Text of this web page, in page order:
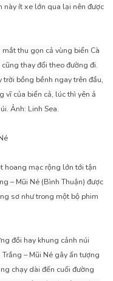
này ít xe lớn qua lại nên được
thu gọn cả vùng biển Cà
thay đổi theo đường đi.
bồng bềnh ngay trên đầu,
vĩ của biển cả, lúc thì yên ả
Ảnh: Linh Sea.
hoang mạc rộng lớn tới tận
– Mũi Né (Bình Thuận) được
sơ như trong một bộ phim
đồi hay khung cảnh núi
– Mũi Né gây ấn tượng
chạy dài đến cuối đường